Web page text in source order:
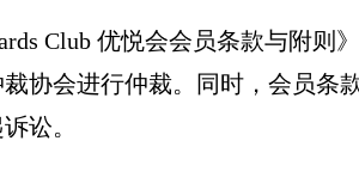
Club 优悦会会员条款与附则
协会进行仲裁。同时，会员条
讼。